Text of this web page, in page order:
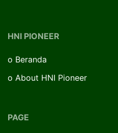
HNI PIONEER
o Beranda
o About HNI Pioneer
PAGE